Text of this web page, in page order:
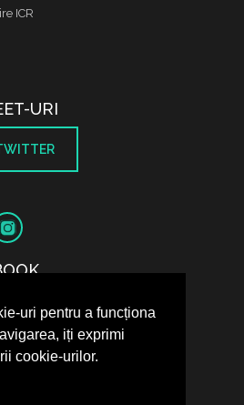
uri pentru a funcționa
iți exprimi
cookie-urilor.
ICR
URI